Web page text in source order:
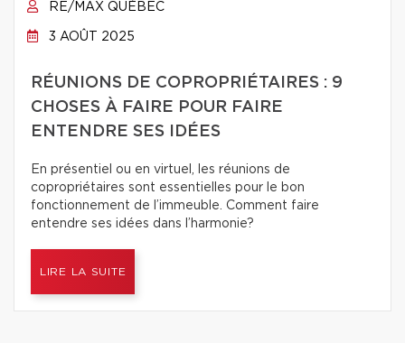
RE/MAX QUÉBEC
3 AOÛT 2025
RÉUNIONS DE COPROPRIÉTAIRES : 9
CHOSES À FAIRE POUR FAIRE
ENTENDRE SES IDÉES
En présentiel ou en virtuel, les réunions de
copropriétaires sont essentielles pour le bon
fonctionnement de l’immeuble. Comment faire
entendre ses idées dans l’harmonie?
LIRE LA SUITE